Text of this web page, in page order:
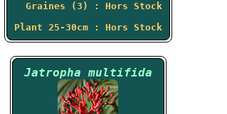
Graines (3) : Hors Stock
Plant 25-30cm : Hors Stock
Jatropha multifida